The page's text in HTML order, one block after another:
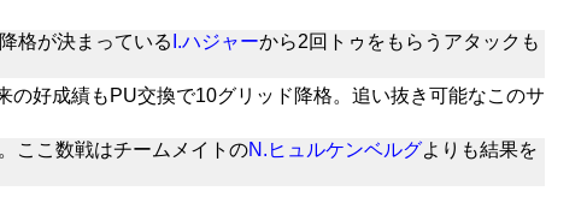
格が決まっている I.ハジャーから2回トゥをもらうアタックも
の好成績もPU交換で10グリッド降格。追い抜き可能なこのサ
。ここ数戦はチームメイトのN.ヒュルケンベルグよりも結果を